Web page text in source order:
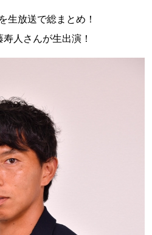
生放送で総まとめ！
人さんが生出演！